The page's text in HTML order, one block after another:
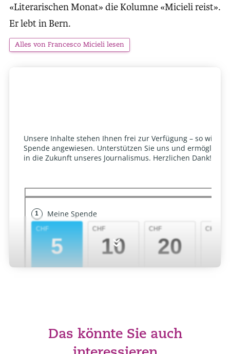
«Literarischen Monat» die Kolumne «Micieli reist».
Er lebt in Bern.
Alles von Francesco Micieli lesen
»
Das könnte Sie auch